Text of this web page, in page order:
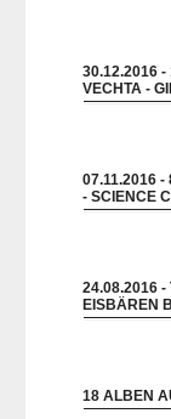
30.12.2016 -
VECHTA -
07.11.2016 -
- SCIENCE
24.08.2016 -
EISBÄREN
18 ALBEN